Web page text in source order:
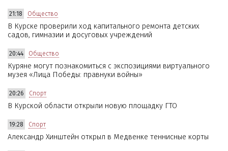
21:18 Общество
В Курске проверили ход капитального ремонта детских
садов, гимназии и досуговых учреждений
20:44 Общество
Куряне могут познакомиться с экспозициями виртуального
музея «Лица Победы: правнуки войны»
20:26 Спорт
В Курской области открыли новую площадку ГТО
19:28 Спорт
Александр Хинштейн открыл в Медвенке теннисные корты